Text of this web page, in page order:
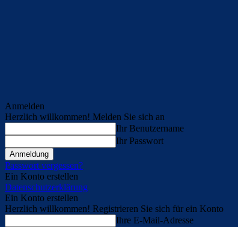
Anmelden
Herzlich willkommen! Melden Sie sich an
Ihr Benutzername
Ihr Passwort
Passwort vergessen?
Ein Konto erstellen
Datenschutzerklärung
Ein Konto erstellen
Herzlich willkommen! Registrieren Sie sich für ein Konto
Ihre E-Mail-Adresse